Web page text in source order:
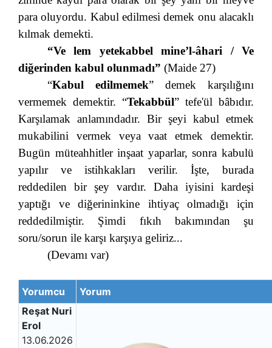
para oluyordu. Kabul edilmesi demek onu alacaklı
kılmak demekti.
“Ve lem yetekabbel mine’l-âhari / Ve
diğerinden kabul olunmadı” (Maide 27)
“Kabul edilmemek” demek karşılığını
vermemek demektir. “Tekabbül” tefe'ül bâbıdır.
Karşılamak anlamındadır. Bir şeyi kabul etmek
mukabilini vermek veya vaat etmek demektir.
Bugün müteahhitler inşaat yaparlar, sonra kabulü
yapılır ve istihkakları verilir. İşte, burada
reddedilen bir şey vardır. Daha iyisini kardeşi
yaptığı ve diğerininkine ihtiyaç olmadığı için
reddedilmiştir. Şimdi fıkıh bakımından şu
soru/sorun ile karşı karşıya geliriz...
(Devamı var)
Yorumcu
Yorum
Reşat Nuri
Erol
13.06.2026